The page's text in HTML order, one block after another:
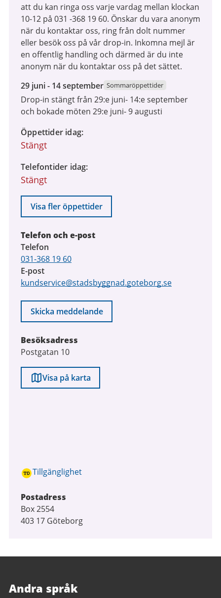
att du kan ringa oss varje vardag mellan klockan
10-12 på 031 -368 19 60. Önskar du vara anonym
när du kontaktar oss, ring från dolt nummer
eller besök oss på vår drop-in. Inkomna mejl är
en offentlig handling och därmed är du inte
anonym när du kontaktar oss på det sättet.
29
juni
2026
14
september
29 juni - 14 september Sommaröppettider
Drop-in stängt från 29:e juni- 14:e september
och bokade möten 29:e juni- 9 augusti
Öppettider idag
Stängt
Telefontider idag
Stängt
Visa fler öppettider
Telefon och e-post
Telefon
031-368 19 60
E-post
kundservice@stadsbyggnad.goteborg.se
Skicka meddelande
Besöksadress
Postgatan 10
Visa på karta
Tillgänglighet
Postadress
Box 2554
403 17 Göteborg
Andra språk